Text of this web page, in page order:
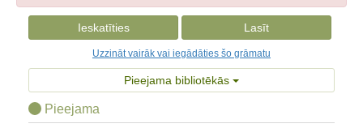
Ieskatīties Lasīt
Uzzināt vairāk vai iegādāties šo grāmatu
Pieejama bibliotēkās
Pieejama